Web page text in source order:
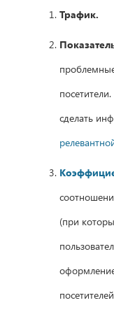
Трафик.
сделать
(при